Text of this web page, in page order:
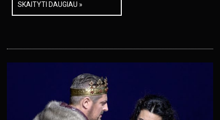
SKAITYTI DAUGIAU »